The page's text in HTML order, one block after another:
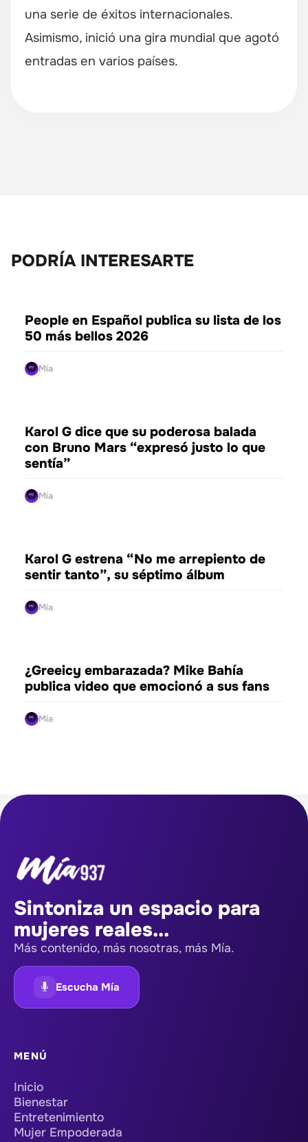
una serie de éxitos internacionales.
Asimismo, inició una gira mundial que agotó
entradas en varios países.
PODRÍA INTERESARTE
ENTRETENIMIENTO
People en Español publica su lista de los
50 más bellos 2026
Mía
ENTRETENIMIENTO
Karol G dice que su poderosa balada
con Bruno Mars “expresó justo lo que
sentía”
Mía
ENTRETENIMIENTO
Karol G estrena “No me arrepiento de
sentir tanto”, su séptimo álbum
Mía
ENTRETENIMIENTO
¿Greeicy embarazada? Mike Bahía
publica video que emocionó a sus fans
Mía
Sintoniza un espacio para
mujeres reales...
Más contenido, más nosotras, más Mía.
Escucha Mía
MENÚ
Inicio
Bienestar
Entretenimiento
Mujer Empoderada